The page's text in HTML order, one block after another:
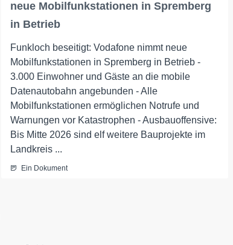
neue Mobilfunkstationen in Spremberg
in Betrieb
Funkloch beseitigt: Vodafone nimmt neue
Mobilfunkstationen in Spremberg in Betrieb -
3.000 Einwohner und Gäste an die mobile
Datenautobahn angebunden - Alle
Mobilfunkstationen ermöglichen Notrufe und
Warnungen vor Katastrophen - Ausbauoffensive:
Bis Mitte 2026 sind elf weitere Bauprojekte im
Landkreis ...
Ein Dokument